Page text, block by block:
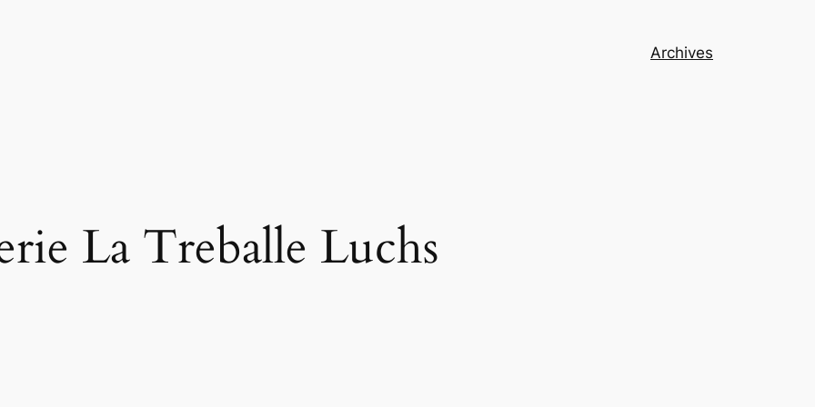
Archives
La Treballe Luchs